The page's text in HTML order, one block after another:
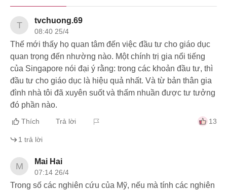
T tvchuong.69
08:40 25/4
Thế mới thấy họ quan tâm đến việc đầu tư cho giáo dục
quan trọng đến nhường nào. Một chính trị gia nổi tiếng
của Singapore nói đại ý rằng: trong các khoản đầu tư, thì
đầu tư cho giáo dục là hiệu quả nhất. Và từ bản thân gia
đình nhà tôi đã xuyên suốt và thấm nhuần được tư tưởng
đó phần nào.
Thích Trả lời 13
1 trả lời
M Mai Hai
07:14 26/4
Trong số các nghiên cứu của Mỹ, nếu mà tính các nghiên